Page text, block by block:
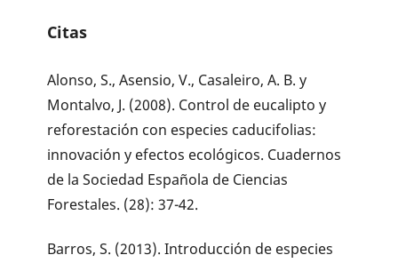
Citas
Alonso, S., Asensio, V., Casaleiro, A. B. y
Montalvo, J. (2008). Control de eucalipto y
reforestación con especies caducifolias:
innovación y efectos ecológicos. Cuadernos
de la Sociedad Española de Ciencias
Forestales. (28): 37-42.
Barros, S. (2013). Introducción de especies